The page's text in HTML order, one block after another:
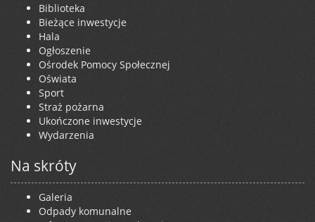
Biblioteka
Bieżące inwestycje
Hala
Ogłoszenie
Ośrodek Pomocy Społecznej
Oświata
Sport
Straż pożarna
Ukończone inwestycje
Wydarzenia
Na skróty
Galeria
Odpady komunalne